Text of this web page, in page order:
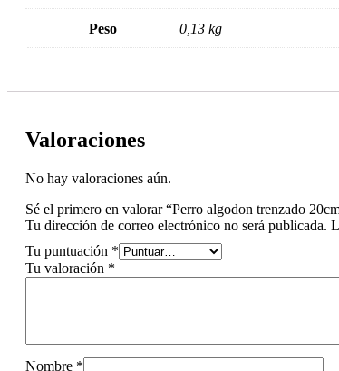
Peso 0,13 kg
Valoraciones
No hay valoraciones aún.
Sé el primero en valorar “Perro algodon trenzado
Tu dirección de correo electrónico no será publicada.
Tu puntuación *
Tu valoración *
Nombre *